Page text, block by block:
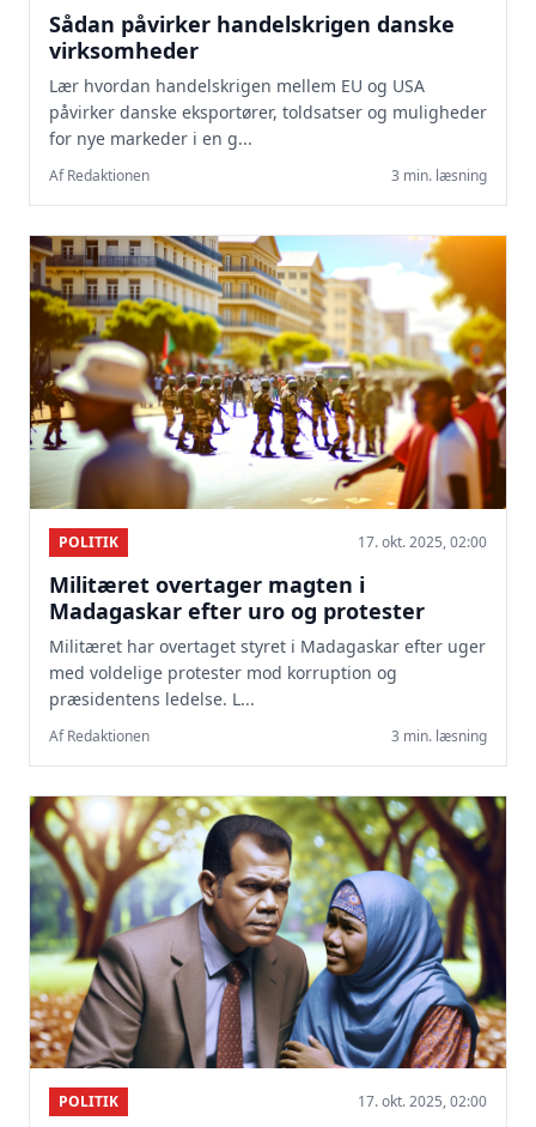
Sådan påvirker handelskrigen danske
virksomheder
Lær hvordan handelskrigen mellem EU og USA
påvirker danske eksportører, toldsatser og muligheder
for nye markeder i en g...
Af Redaktionen 3 min. læsning
POLITIK 17. okt. 2025, 02:00
Militæret overtager magten i
Madagaskar efter uro og protester
Militæret har overtaget styret i Madagaskar efter uger
med voldelige protester mod korruption og
præsidentens ledelse. L...
Af Redaktionen 3 min. læsning
POLITIK 17. okt. 2025, 02:00